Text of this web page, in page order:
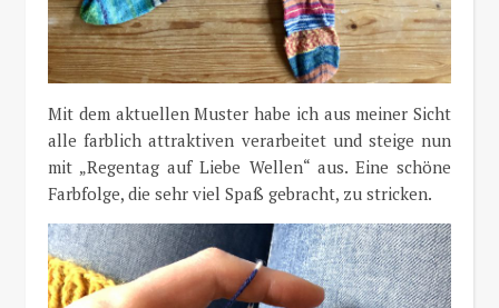
Mit dem aktuellen Muster habe ich aus meiner Sicht
alle farblich attraktiven verarbeitet und steige nun
mit „Regentag auf Liebe Wellen“ aus. Eine schöne
Farbfolge, die sehr viel Spaß gebracht, zu stricken.